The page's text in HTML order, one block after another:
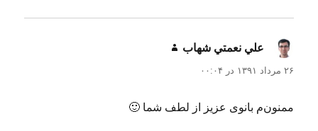
علي نعمتي شهاب
۲۶ مرداد ۱۳۹۱ در ۰۰:۰۴
ممنون‌م بانوی عزیز از لطف شما 🙂